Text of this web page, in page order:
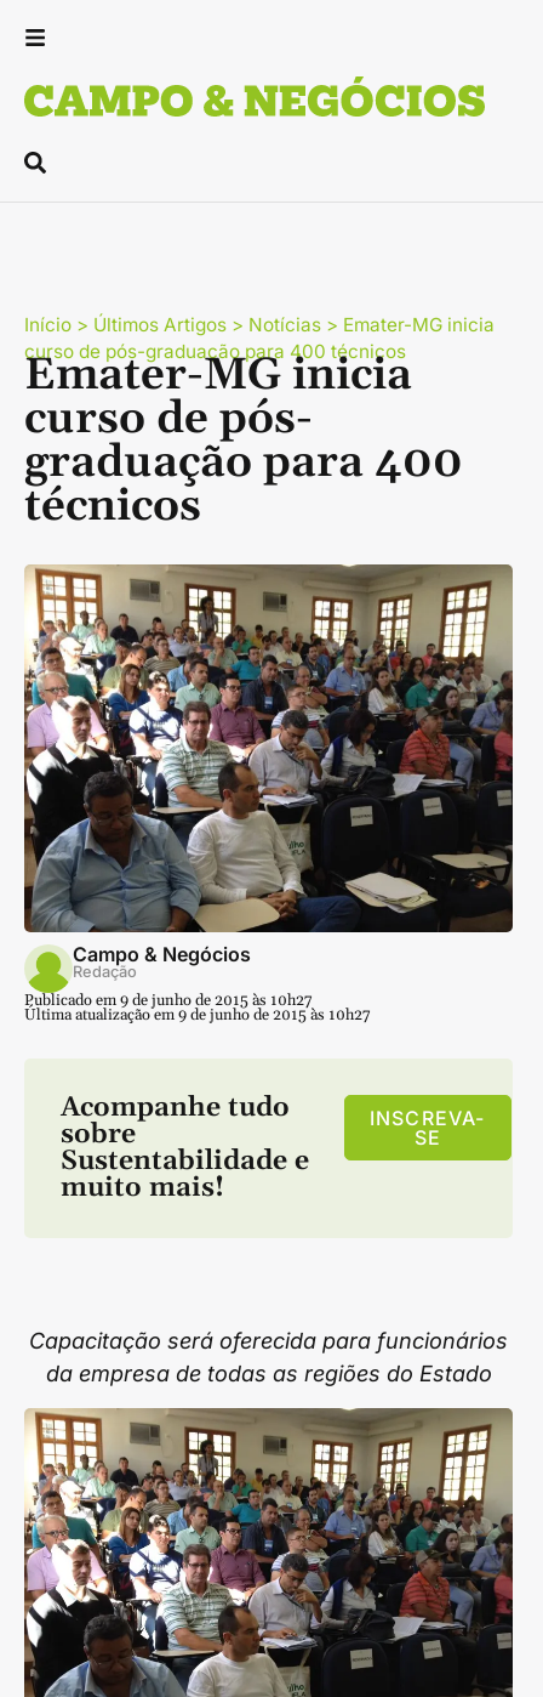
Início > Últimos Artigos > Notícias > Emater-MG inicia
curso de pós-graduação para 400 técnicos
Emater-MG inicia
curso de pós-
graduação para 400
técnicos
Campo & Negócios
Redação
Publicado em 9 de junho de 2015 às 10h27
Última atualização em 9 de junho de 2015 às 10h27
Acompanhe tudo
sobre
Sustentabilidade e
muito mais!
INSCREVA-
SE
Capacitação será oferecida para funcionários
da empresa de todas as regiões do Estado